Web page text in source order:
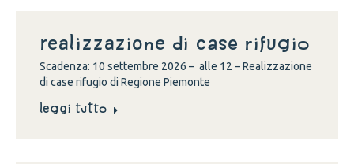
Realizzazione di case rifugio
Scadenza: 10 settembre 2026 – alle 12 – Realizzazione
di case rifugio di Regione Piemonte
Leggi tutto